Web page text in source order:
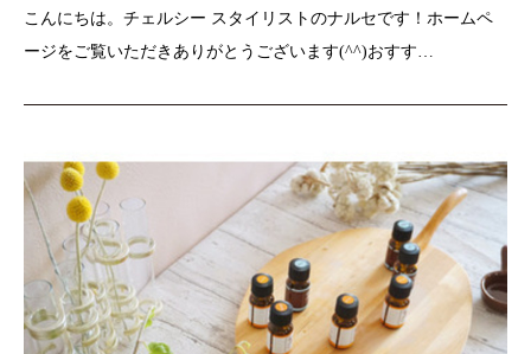
こんにちは。チェルシー スタイリストのナルセです！ホームペ
ージをご覧いただきありがとうございます(^^)おすす…